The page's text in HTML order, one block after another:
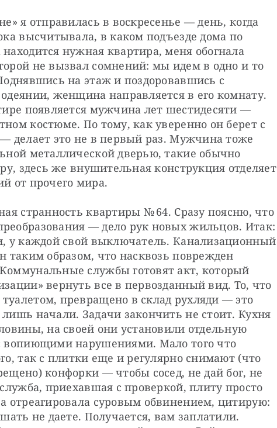
я отправилась в воскресенье — ​день, когда
высчитывала, в каком подъезде дома по
нужная квартира, меня обогнала
не вызвал сомнений: мы идем в одно и то
на этаж и поздоровавшись с
женщина направляется в его комнату.
появляется мужчина лет шестидесяти —
костюме. По тому, как уверенно он берет с
​делает это не в первый раз. Мужчина тоже
металлической дверью, такие обычно
здесь же внушительная конструкция отделяет
от прочего мира.
странность квартиры № 64. Сразу поясню, что
— ​дело рук новых жильцов. Итак:
у каждой свой выключатель. Канализационный
таким образом, что насквозь поврежден
службы готовят акт, который
вернуть все в первозданный вид. То, что
превращено в склад рухляди — ​это
начали. Задачи закончить не стоит. Кухня
на своей они установили отдельную
вопиющими нарушениями. Мало того что
так с плитки еще и регулярно снимают (что
конфорки — ​чтобы сосед, не дай бог, не
приехавшая с проверкой, плиту просто
отреагировала суровым обвинением, цитирую:
не даете. Получается, вам заплатили.